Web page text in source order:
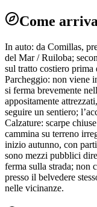
Come
In auto: da Comillas,
del Mar / Ruiloba;
sul tratto costiero
Parcheggio: non viene
si ferma brevemente
appositamente
seguire un sentiero;
Calzature: scarpe
cammina su terreno
inizio autunno, con
sono mezzi pubblici
ferma sulla strada; non
presso il belvedere
nelle vicinanze.